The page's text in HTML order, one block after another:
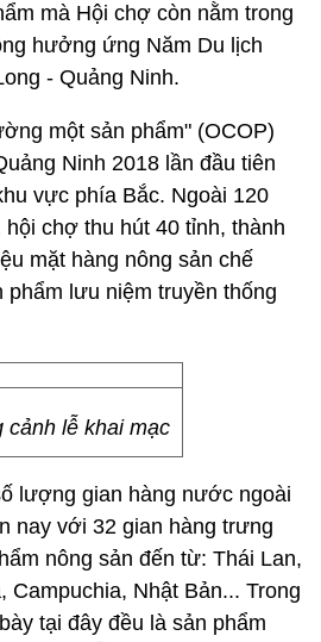
mà Hội chợ còn nằm trong
hưởng ứng Năm Du lịch
- Quảng Ninh.
một sản phẩm" (OCOP)
Ninh 2018 lần đầu tiên
vực phía Bắc. Ngoài 120
chợ thu hút 40 tỉnh, thành
mặt hàng nông sản chế
phẩm lưu niệm truyền thống
cảnh lễ khai mạc
lượng gian hàng nước ngoài
nay với 32 gian hàng trưng
nông sản đến từ: Thái Lan,
Campuchia, Nhật Bản... Trong
tại đây đều là sản phẩm